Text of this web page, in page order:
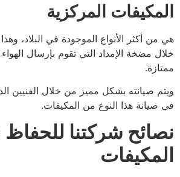
المركزية
أكثر الأنواع الموجودة في البلاد، وهذا
مضخة الإمداد التي تقوم بإرسال الهواء
صيانته بشكل مميز من خلال الفنيين الذين
هذا النوع من المكيفات.
شركتنا للحفاظ